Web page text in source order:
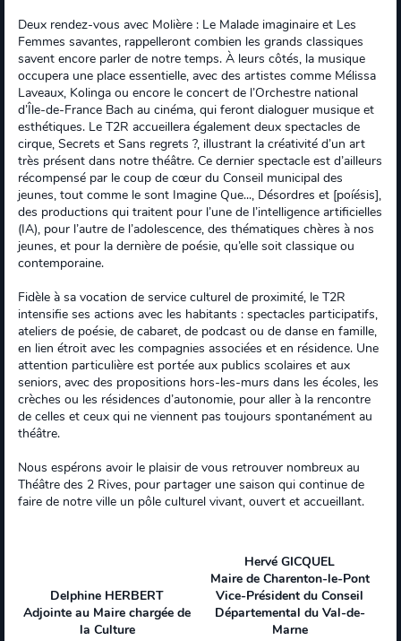
Deux rendez‑vous avec Molière : Le Malade imaginaire et Les
Femmes savantes, rappelleront combien les grands classiques
savent encore parler de notre temps. À leurs côtés, la musique
occupera une place essentielle, avec des artistes comme Mélissa
Laveaux, Kolinga ou encore le concert de l’Orchestre national
d’Île-de-France Bach au cinéma, qui feront dialoguer musique et
esthétiques. Le T2R accueillera également deux spectacles de
cirque, Secrets et Sans regrets ?, illustrant la créativité d’un art
très présent dans notre théâtre. Ce dernier spectacle est d’ailleurs
récompensé par le coup de cœur du Conseil municipal des
jeunes, tout comme le sont Imagine Que..., Désordres et [poíésis],
des productions qui traitent pour l’une de l’intelligence artificielles
(IA), pour l’autre de l’adolescence, des thématiques chères à nos
jeunes, et pour la dernière de poésie, qu’elle soit classique ou
contemporaine.
Fidèle à sa vocation de service culturel de proximité, le T2R
intensifie ses actions avec les habitants : spectacles participatifs,
ateliers de poésie, de cabaret, de podcast ou de danse en famille,
en lien étroit avec les compagnies associées et en résidence. Une
attention particulière est portée aux publics scolaires et aux
seniors, avec des propositions hors-les-murs dans les écoles, les
crèches ou les résidences d’autonomie, pour aller à la rencontre
de celles et ceux qui ne viennent pas toujours spontanément au
théâtre.
Nous espérons avoir le plaisir de vous retrouver nombreux au
Théâtre des 2 Rives, pour partager une saison qui continue de
faire de notre ville un pôle culturel vivant, ouvert et accueillant.
Delphine HERBERT
Adjointe au Maire chargée de
la Culture
Hervé GICQUEL
Maire de Charenton-le-Pont
Vice-Président du Conseil
Départemental du Val-de-
Marne